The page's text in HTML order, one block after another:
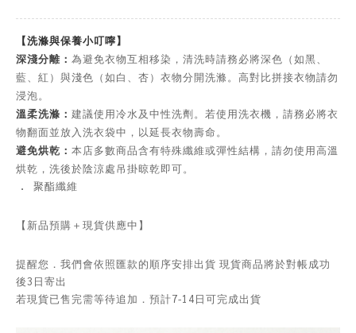
【洗滌與保養小叮嚀】
深淺分離： 為避免衣物互相移染，清洗時請務必將深色（如黑、
藍、紅）與淺色（如白、杏）衣物分開洗滌。高對比拼接衣物請勿
浸泡。
溫柔洗滌： 建議使用冷水及中性洗劑。若使用洗衣機，請務必將衣
物翻面並放入洗衣袋中，以延長衣物壽命。
避免烘乾： 本店多數商品含有特殊纖維或彈性結構，請勿使用高溫
烘乾，洗後於陰涼處吊掛晾乾即可。
． 聚酯纖維
【新品預購＋現貨供應中】
提醒您．我們會依照匯款的順序安排出貨 現貨商品將於對帳成功
後3日寄出
若現貨已售完需等待追加．預計7-14日可完成出貨